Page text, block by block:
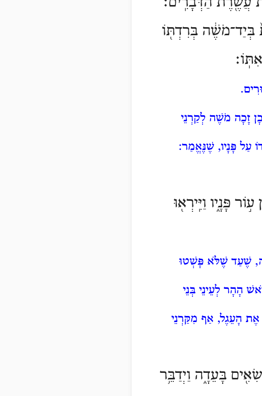
בְּיַד־מֹשֶׁ֔ה בְּרִדְתּ֖וֹ
זָכָה מֹשֶׁה לְקַרְנֵי
עַל פָּנָיו, שֶׁנֶּאֱמַר:
פָּנָ֑יו וַיִּֽירְא֖וּ
שֶׁעַד שֶׁלֹּא פָּשְׁטוּ
הָהָר לְעֵינֵי בְּנֵי
אֶת הָעֵגֶל, אַף מִקַּרְנֵי
בָּעֵדָ֑ה וַיְדַבֵּ֥ר